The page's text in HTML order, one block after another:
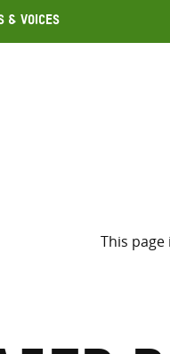
& Voices
Inclure
This page